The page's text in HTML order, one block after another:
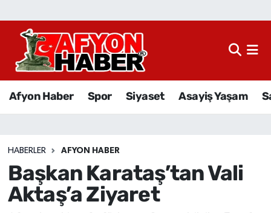
Afyon Haber Spor Siyaset Asayiş Yaşam
HABERLER AFYON HABER
Başkan Karataş’tan Vali
Aktaş’a Ziyaret
Afyon Haber
Sağlık
Eğitim